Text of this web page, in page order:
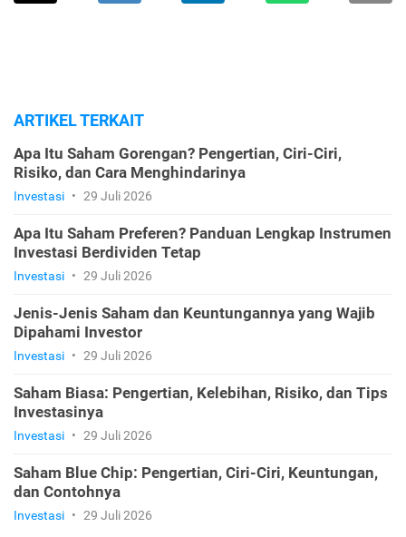
ARTIKEL TERKAIT
Apa Itu Saham Gorengan? Pengertian, Ciri-Ciri,
Risiko, dan Cara Menghindarinya
Investasi • 29 Juli 2026
Apa Itu Saham Preferen? Panduan Lengkap Instrumen
Investasi Berdividen Tetap
Investasi • 29 Juli 2026
Jenis-Jenis Saham dan Keuntungannya yang Wajib
Dipahami Investor
Investasi • 29 Juli 2026
Saham Biasa: Pengertian, Kelebihan, Risiko, dan Tips
Investasinya
Investasi • 29 Juli 2026
Saham Blue Chip: Pengertian, Ciri-Ciri, Keuntungan,
dan Contohnya
Investasi • 29 Juli 2026